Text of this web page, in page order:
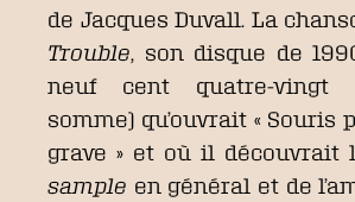
de Jacques Duvall. La
Trouble , son disque de
neuf cent quatre-vingt
somme) qu’ouvrait « Souris
grave » et où il découvrait
sample en général et de